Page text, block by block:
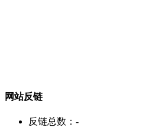
网站反链
反链总数： -